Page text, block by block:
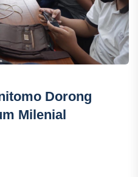
Dorong
Milenial